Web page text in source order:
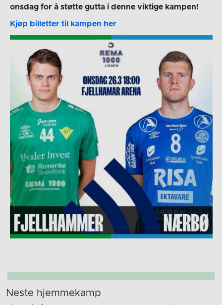
onsdag for å støtte gutta i denne viktige kampen!
Kjøp billetter til kampen her
Neste hjemmekamp